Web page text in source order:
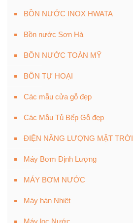
BỒN NƯỚC INOX HWATA
Bồn nước Sơn Hà
BỒN NƯỚC TOÀN MỸ
BỒN TỰ HOẠI
Các mẫu cửa gỗ đẹp
Các Mẫu Tủ Bếp Gỗ đẹp
ĐIỆN NĂNG LƯỢNG MẶT TRỜI
Máy Bơm Định Lượng
MÁY BƠM NƯỚC
Máy hàn Nhiệt
Máy lọc Nước